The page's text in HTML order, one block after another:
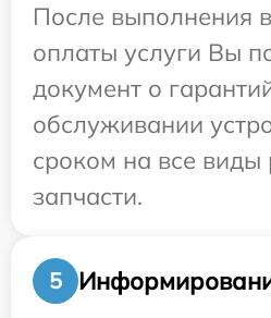
После выполнения
оплаты услуги Вы
документ о
обслуживании
сроком на все виды
запчасти.
5